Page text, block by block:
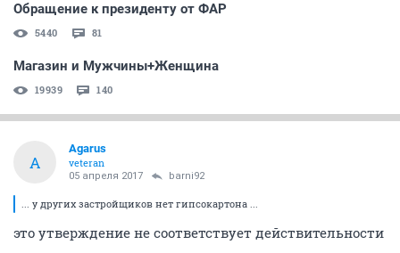
Обращение к президенту от ФАР
5440 81
Магазин и Мужчины+Женщина
19939 140
A
Agarus
veteran
05 апреля 2017 barni92
... у других застройщиков нет гипсокартона ...
это утверждение не соответствует действительности